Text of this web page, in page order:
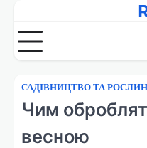
вмісту
САДІВНИЦТВО ТА
Чим
весною